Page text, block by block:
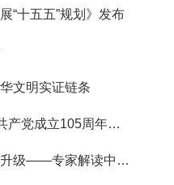
“十五五”规划》发布
文明实证链条
产党成立105周年名
升级——专家解读中国